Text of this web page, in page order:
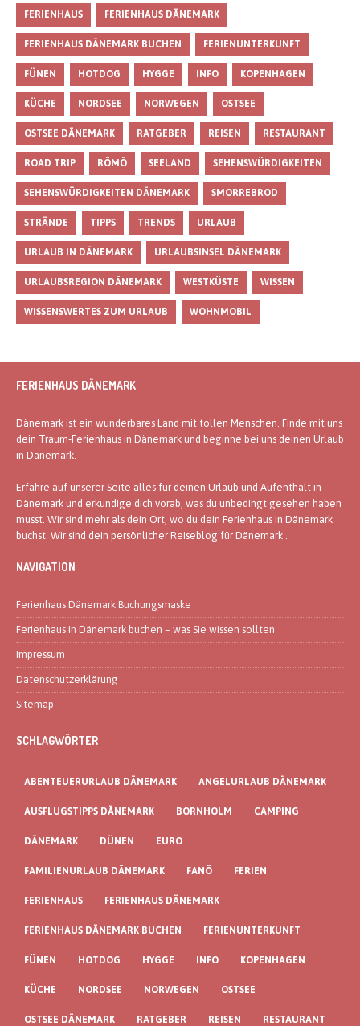
FERIENHAUS FERIENHAUS DÄNEMARK
FERIENHAUS DÄNEMARK BUCHEN FERIENUNTERKUNFT
FÜNEN HOTDOG HYGGE INFO KOPENHAGEN
KÜCHE NORDSEE NORWEGEN OSTSEE
OSTSEE DÄNEMARK RATGEBER REISEN RESTAURANT
ROAD TRIP RÖMÖ SEELAND SEHENSWÜRDIGKEITEN
SEHENSWÜRDIGKEITEN DÄNEMARK SMORREBROD
STRÄNDE TIPPS TRENDS URLAUB
URLAUB IN DÄNEMARK URLAUBSINSEL DÄNEMARK
URLAUBSREGION DÄNEMARK WESTKÜSTE WISSEN
WISSENSWERTES ZUM URLAUB WOHNMOBIL
FERIENHAUS DÄNEMARK
Dänemark ist ein wunderbares Land mit tollen Menschen. Finde mit uns
dein Traum-Ferienhaus in Dänemark und beginne bei uns deinen Urlaub
in Dänemark.
Erfahre auf unserer Seite alles für deinen Urlaub und Aufenthalt in
Dänemark und erkundige dich vorab, was du unbedingt gesehen haben
musst. Wir sind mehr als dein Ort, wo du dein Ferienhaus in Dänemark
buchst. Wir sind dein persönlicher Reiseblog für Dänemark .
NAVIGATION
Ferienhaus Dänemark Buchungsmaske
Ferienhaus in Dänemark buchen – was Sie wissen sollten
Impressum
Datenschutzerklärung
Sitemap
SCHLAGWÖRTER
ABENTEUERURLAUB DÄNEMARK ANGELURLAUB DÄNEMARK
AUSFLUGSTIPPS DÄNEMARK BORNHOLM CAMPING
DÄNEMARK DÜNEN EURO
FAMILIENURLAUB DÄNEMARK FANÖ FERIEN
FERIENHAUS FERIENHAUS DÄNEMARK
FERIENHAUS DÄNEMARK BUCHEN FERIENUNTERKUNFT
FÜNEN HOTDOG HYGGE INFO KOPENHAGEN
KÜCHE NORDSEE NORWEGEN OSTSEE
OSTSEE DÄNEMARK RATGEBER REISEN RESTAURANT